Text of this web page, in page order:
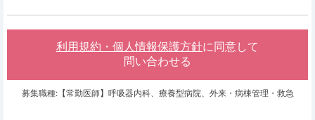
利用規約・個人情報保護方針に同意して
問い合わせる
募集職種:【常勤医師】呼吸器内科、療養型病院、外来・病棟管理・救急